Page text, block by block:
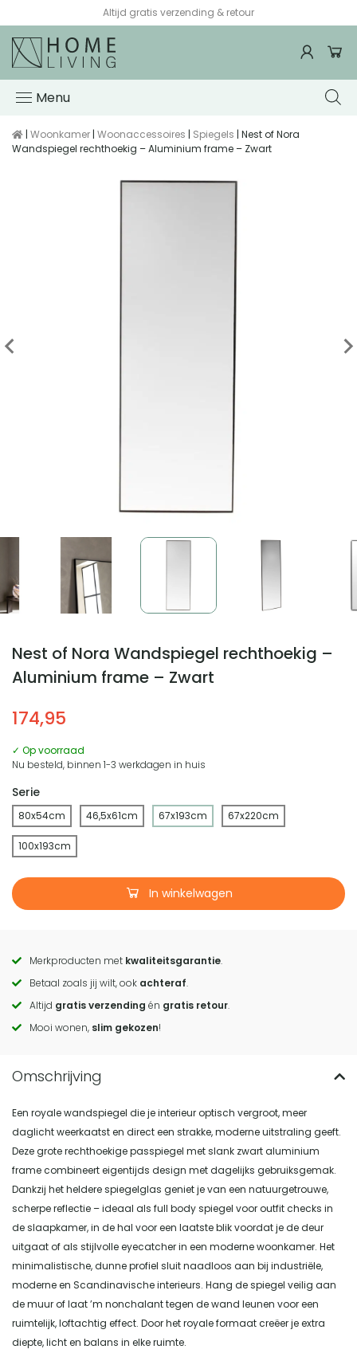
Altijd gratis verzending & retour
Menu
| Woonkamer | Woonaccessoires | Spiegels | Nest of Nora
Wandspiegel rechthoekig – Aluminium frame – Zwart
Nest of Nora Wandspiegel rechthoekig –
Aluminium frame – Zwart
174,95
✓ Op voorraad
Nu besteld, binnen 1-3 werkdagen in huis
Serie
80x54cm 46,5x61cm 67x193cm 67x220cm
100x193cm
In winkelwagen
Call
to
actions
Merkproducten met kwaliteitsgarantie.
Betaal zoals jij wilt, ook achteraf.
Altijd gratis verzending én gratis retour.
Mooi wonen, slim gekozen!
Een royale wandspiegel die je interieur optisch vergroot, meer
daglicht weerkaatst en direct een strakke, moderne uitstraling geeft.
Deze grote rechthoekige passpiegel met slank zwart aluminium
frame combineert eigentijds design met dagelijks gebruiksgemak.
Dankzij het heldere spiegelglas geniet je van een natuurgetrouwe,
scherpe reflectie – ideaal als full body spiegel voor outfit checks in
de slaapkamer, in de hal voor een laatste blik voordat je de deur
uitgaat of als stijlvolle eyecatcher in een moderne woonkamer. Het
minimalistische, dunne profiel sluit naadloos aan bij industriële,
moderne en Scandinavische interieurs. Hang de spiegel veilig aan
de muur of laat ’m nonchalant tegen de wand leunen voor een
ruimtelijk, loftachtig effect. Door het royale formaat creëer je extra
diepte, licht en balans in elke ruimte.